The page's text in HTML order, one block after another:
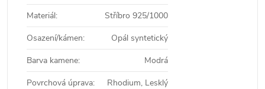
Materiál:
Stříbro 925/1000
Osazení/kámen:
Opál syntetický
Barva kamene:
Modrá
Povrchová úprava:
Rhodium, Lesklý